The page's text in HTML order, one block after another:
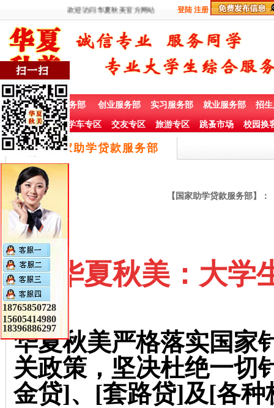
欢迎访问华夏秋美官方网站 登陆 注册
首 页 兼职服务部 创业服务部 实习服务部 就业服务部 招
社团赞助专栏 学车专区 交友专区 旅游专区 跳蚤市场 校园换
国家助学贷款服务部
【国家助学贷款服务部】
《华夏秋美：大学
华夏秋美严格落实国家
关政策，坚决杜绝一切
金贷]、[套路贷]及[各种
18765850728
15605414980
18396886297